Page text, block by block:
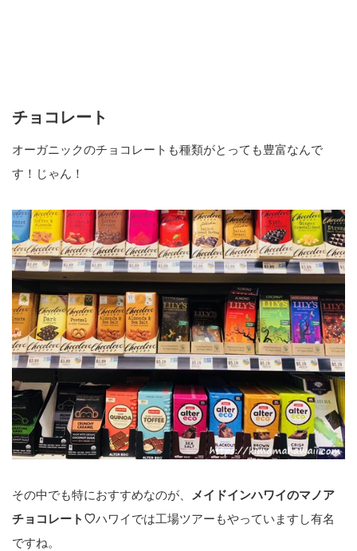
チョコレート
オーガニックのチョコレートも種類がとっても豊富なんで
す！じゃん！
その中でも特におすすめなのが、
メイドインハワイのマノア
チョコレート♡ハワイでは工場ツアーもやっていますし有名
ですね。